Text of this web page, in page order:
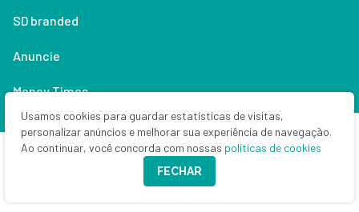
SD branded
Anuncie
Money Times
Quem (não) somos
Usamos cookies para guardar estatísticas de visitas,
personalizar anúncios e melhorar sua experiência de navegação.
Ao continuar, você concorda com nossas políticas de cookies
FECHAR